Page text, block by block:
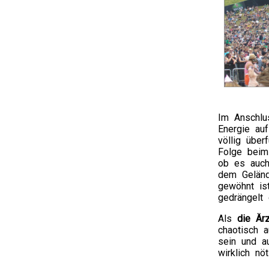
Im
Energie
völlig
Folge
ob es
dem
gewöhnt
gedrängelt
Als die
chaotisch
sein und
wirklich